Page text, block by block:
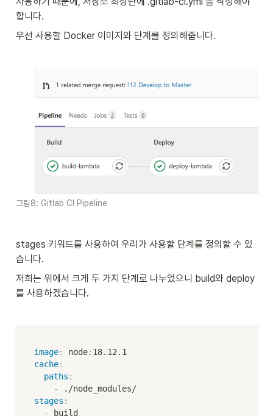
합니다.
우선 사용할 Docker 이미지와 단계를 정의해줍니다.
그림8: Gitlab CI Pipeline
stages 키워드를 사용하여 우리가 사용할 단계를 정의할 수 있
습니다.
저희는 위에서 크게 두 가지 단계로 나누었으니 build와 deploy
를 사용하겠습니다.
image: node:
cache:
paths :
-
stages :
-
build